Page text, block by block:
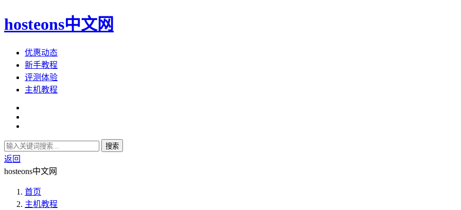
hosteons中文网
优惠动态
新手教程
评测体验
主机教程
搜索
返回
hosteons中文网
首页
主机教程